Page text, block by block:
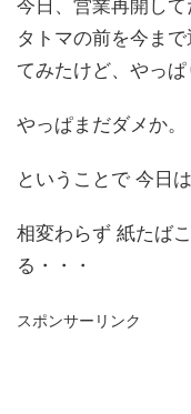
今日、営業再開し
タトマの前を今ま
てみたけど、やっぱ
やっぱまだダメか。
ということで 今日
相変わらず 紙たば
る・・・
スポンサーリンク